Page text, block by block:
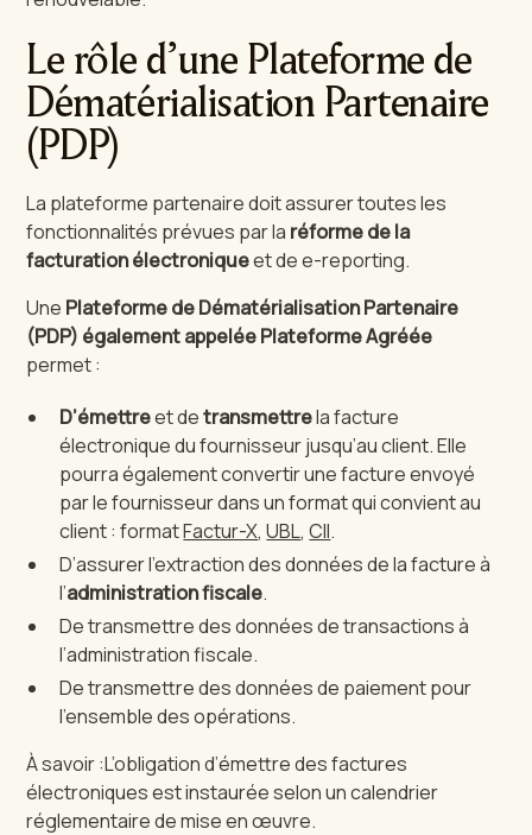
Le rôle d’une Plateforme de
Dématérialisation Partenaire
(PDP)
La plateforme partenaire doit assurer toutes les
fonctionnalités prévues par la réforme de la
facturation électroniqueet de e-reporting.
Une Plateforme de Dématérialisation Partenaire
(PDP) également appelée Plateforme Agréée
permet :
D’émettreet detransmettrela facture
électronique du fournisseur jusqu’au client. Elle
pourra également convertir une facture envoyé
par le fournisseur dans un format qui convient au
client : formatFactur-X,UBL,CII.
D’assurer l’extraction des données de la facture à
l’administration fiscale.
De transmettre des données de transactions à
l’administration fiscale.
De transmettre des données de paiement pour
l’ensemble des opérations.
À savoir :L’obligation d’émettre des factures
électroniques est instaurée selon un calendrier
réglementaire de mise en œuvre.